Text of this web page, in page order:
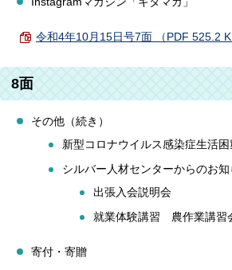
令和4年10月15日号7面 （PDF 525.2
8面
その他（続き）
新型コロナウイルス感染症生活
シルバー人材センターからのお知
出張入会説明会
就業体験講習 農作業講習
寄付・寄贈